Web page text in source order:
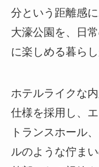
分という距離感
大濠公園を、日
に楽しめる暮らし
ホテルライクな
仕様を採用し、
トランスホール
ルのような佇ま